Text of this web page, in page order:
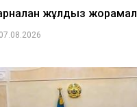
жұлдыз жорамал
07.08.2026